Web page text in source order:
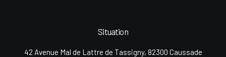
Situation
42 Avenue Mal de Lattre de Tassigny, 82300 Caussade